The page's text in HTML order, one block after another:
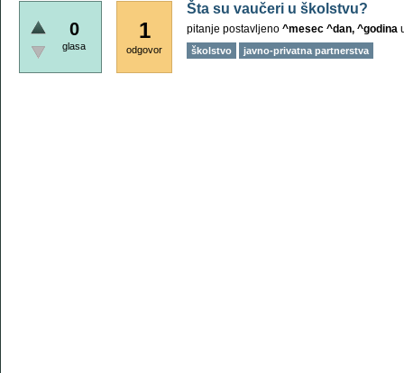
0
glasa
1
odgovor
Šta su vaučeri u školstvu?
pitanje postavljeno ^mesec ^dan, ^godina
školstvo javno-privatna partnerstva